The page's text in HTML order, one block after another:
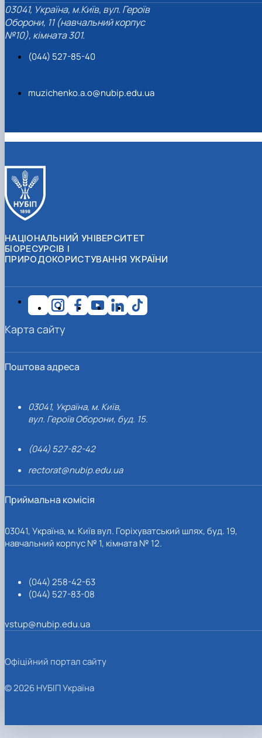
03041, Україна, м.Київ, вул. Героїв
Оборони, 11 (навчальний корпус
№10), кімната 301.
(044) 527-85-40
muzichenko.a.o@nubip.edu.ua
НАЦІОНАЛЬНИЙ УНІВЕРСИТЕТ
БІОРЕСУРСІВ І
ПРИРОДОКОРИСТУВАННЯ УКРАЇНИ
Поштова адреса
03041, Україна, м. Київ,
вул. Героїв Оборони, буд. 15.
(044) 527-82-42
rectorat@nubip.edu.ua
Приймальна комісія
03041, Україна, м. Київ вул. Горіхуватський шлях, буд. 19,
навчальний корпус № 1, кімната № 12.
(044) 258-42-63
(044) 527-83-08
vstup@nubip.edu.ua
Карта сайту
Офіційний портал сайту
© 2026 НУБІП Україна